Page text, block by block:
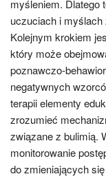
myśleniem. Dlatego
uczuciach i myślach
Kolejnym krokiem
który może
poznawczo-
negatywnych
terapii elementy
zrozumieć
związane z bulimią.
monitorowanie
do zmieniających